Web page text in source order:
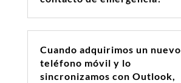
Cuando adquirimos un nuevo
teléfono móvil y lo
sincronizamos con Outlook,